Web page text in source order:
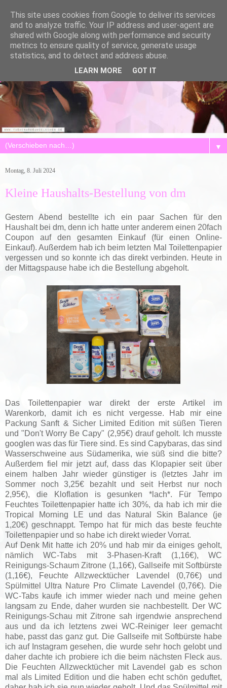
▼
Montag, 8. Juli 2024
Kleine Haushalts-Bestellung von dm
Gestern Abend bestellte ich ein paar Sachen für den
Haushalt bei dm, denn ich hatte unter anderem einen 20fach
Coupon auf den gesamten Einkauf (für einen Online-
Einkauf). Außerdem hab ich beim letzten Mal Toilettenpapier
vergessen und so konnte ich das direkt verbinden. Heute in
der Mittagspause habe ich die Bestellung abgeholt.
Das Toilettenpapier war direkt der erste Artikel im
Warenkorb, damit ich es nicht vergesse. Hab mir eine
Packung Sanft & Sicher Limited Edition mit süßen Tieren
und "Don't Worry Be Capy" (2,95€) drauf geholt. Ich musste
googlen was das für Tiere sind. Es sind Capybaras, das sind
Wasserschweine aus Südamerika, wie süß sind die bitte?
Außerdem fiel mir jetzt auf, dass das Klopapier seit über
einem halben Jahr wieder günstiger is (letztes Jahr im
Sommer noch 3,25€ bezahlt und seit Herbst nur noch
2,95€), die Kloflation is gesunken *lach*. Für Tempo
Feuchtes Toilettenpapier hatte ich 30%, da hab ich mir die
Tropical Morning LE und das Natural Skin Balance (je
1,20€) geschnappt. Tempo hat für mich das beste feuchte
Toilettenpapier und so habe ich direkt wieder Vorrat.
Auf Denk Mit hatte ich 20% und hab mir da einiges geholt,
nämlich WC-Tabs mit 3-Phasen-Kraft (1,16€), WC
Reinigungs-Schaum Zitrone (1,16€), Gallseife mit Softbürste
(1,16€), Feuchte Allzwecktücher Lavendel (0,76€) und
Spülmittel Ultra Nature Pro Climate Lavendel (0,76€). Die
WC-Tabs kaufe ich immer wieder nach und meine gehen
langsam zu Ende, daher wurden sie nachbestellt. Der WC
Reinigungs-Schau mit Zitrone sah irgendwie ansprechend
aus und da ich letztens zwei WC-Reiniger leer gemacht
habe, passt das ganz gut. Die Gallseife mit Softbürste habe
ich auf Instagram gesehen, die wurde sehr hoch gelobt und
daher dachte ich probiere ich die beim nächsten Fleck aus.
Die Feuchten Allzwecktücher mit Lavendel gab es schon
mal als Limited Edition und die haben echt schön geduftet,
This site uses cookies from Google to deliver its services
and to analyze traffic. Your IP address and user-agent are
shared with Google along with performance and security
metrics to ensure quality of service, generate usage
statistics, and to detect and address abuse.
LEARN MORE GOT IT